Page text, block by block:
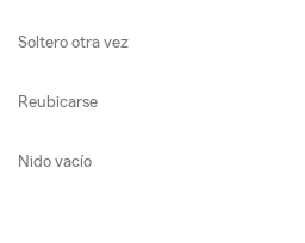
Soltero otra vez
Reubicarse
Nido vacío